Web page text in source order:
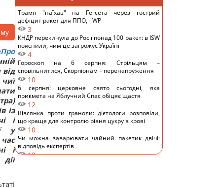
Про
із
і
у
і
Трамп "наїхав" на Гегсета через гострий
дефіцит ракет для ППО, - WP
3
КНДР перекинула до Росії понад 100 ракет: в ISW
пояснили, чим це загрожує Україні
4
Гороскоп на 6 серпня: Стрільцям –
сповільнитися, Скорпіонам – перенапруження
10
6 серпня: церковне свято сьогодні, яка
прикмета на Яблучний Спас обіцяє щастя
12
Вівсянка проти граноли: дієтологи розповіли,
що краще для контролю рівня цукру в крові
10
Чи можна заварювати чайний пакетик двічі:
відповідь експертів
10